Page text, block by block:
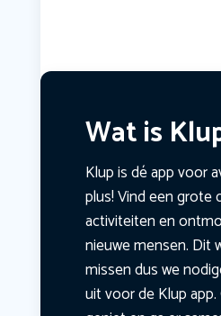
Wat is
Klup is dé app voor
plus! Vind een grote
activiteiten en
nieuwe mensen. Dit
missen dus we
uit voor de Klup